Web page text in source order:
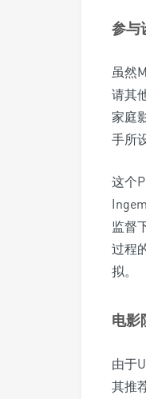
参与
虽然
请其
家庭
手所
这个
监督
过程
拟。
电影
由于
其推